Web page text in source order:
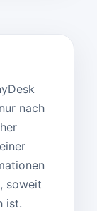
nach
soweit
ist.